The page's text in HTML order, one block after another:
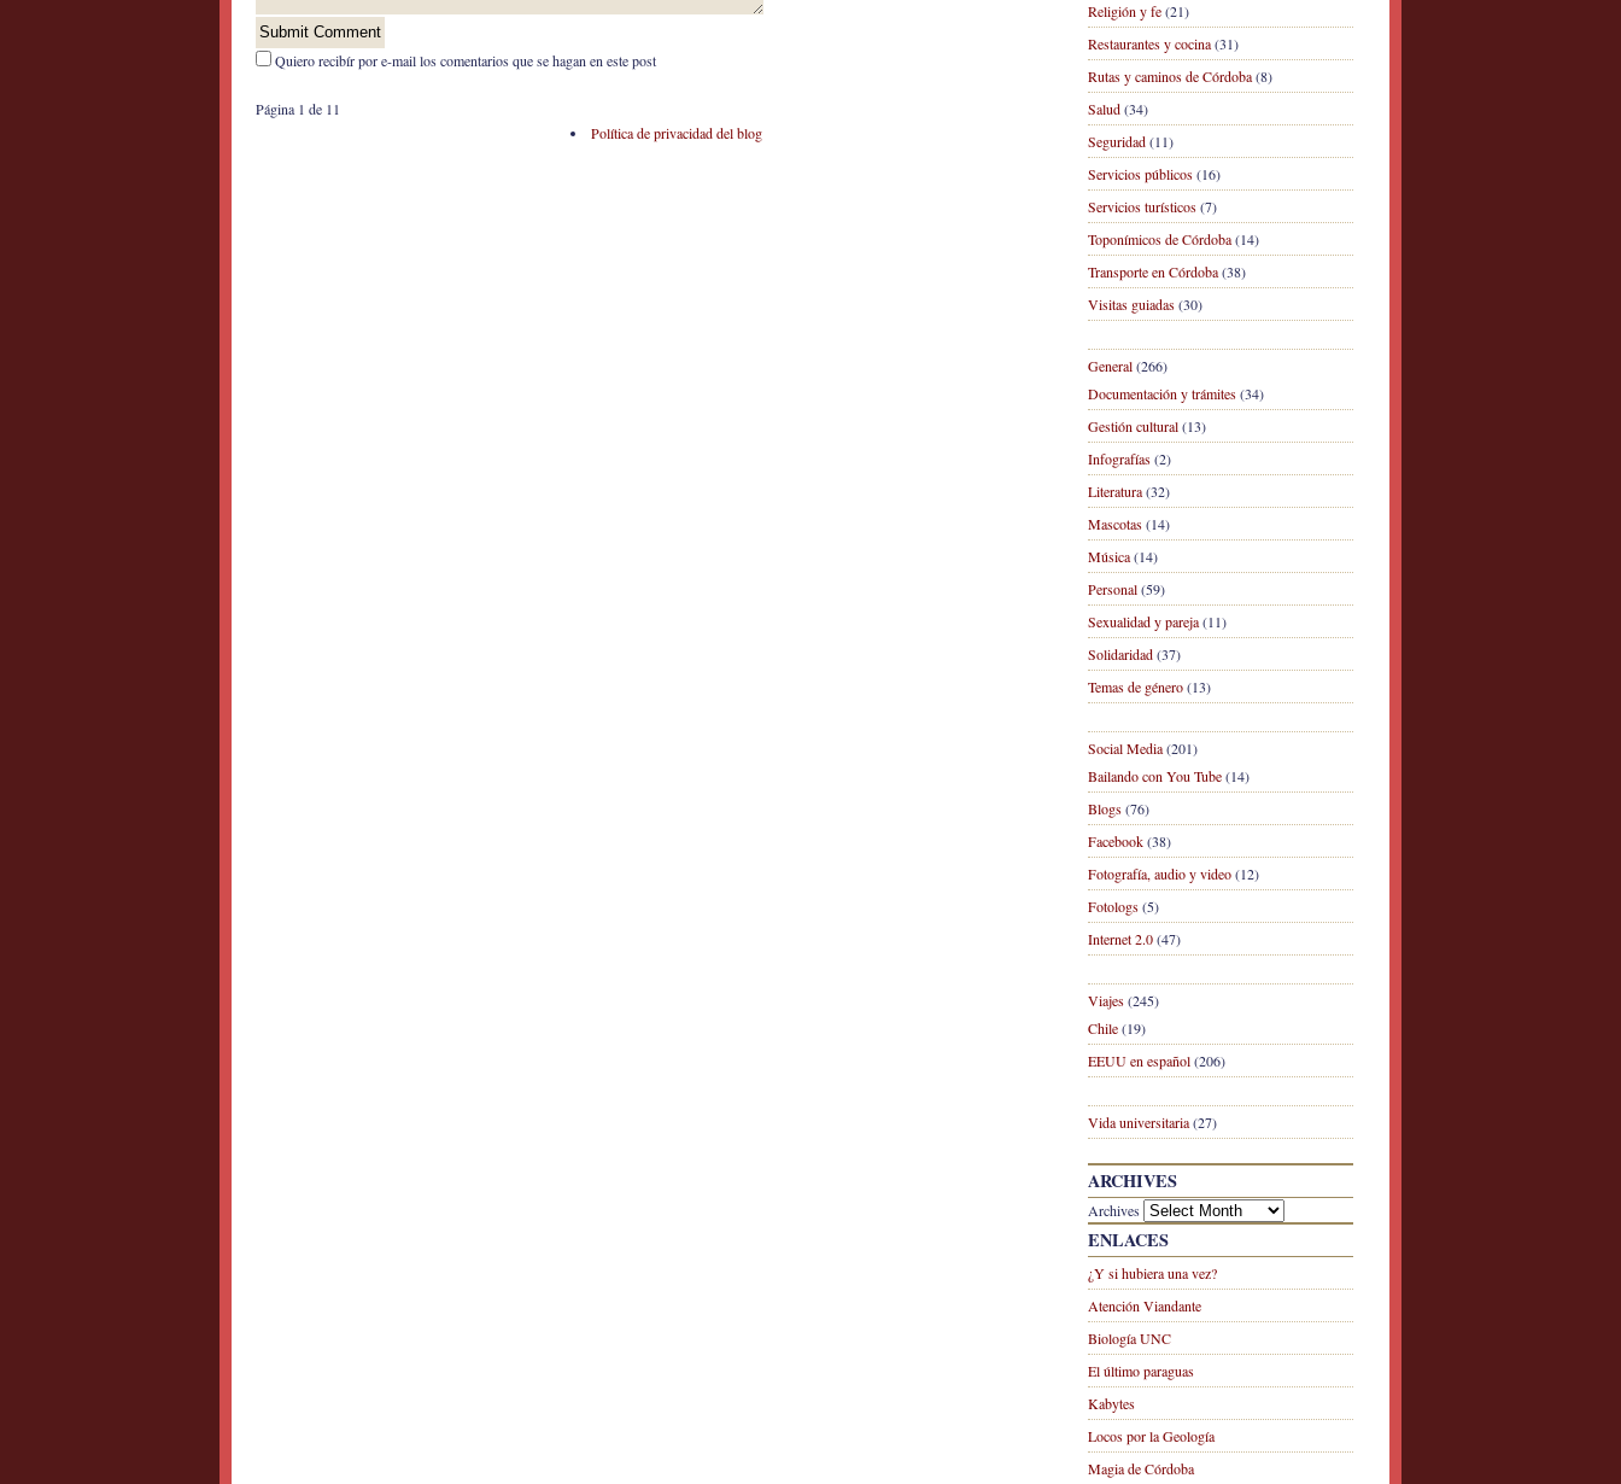
Religión y fe(21)
Restaurantes y cocina(31)
Rutas y caminos de Córdoba(8)
Salud(34)
Seguridad(11)
Servicios públicos(16)
Servicios turísticos(7)
Toponímicos de Córdoba(14)
Transporte en Córdoba(38)
Visitas guiadas(30)
General(266)
Documentación y trámites(34)
Gestión cultural(13)
Infografías(2)
Literatura(32)
Mascotas(14)
Música(14)
Personal(59)
Sexualidad y pareja(11)
Solidaridad(37)
Temas de género(13)
Social Media(201)
Bailando con You Tube(14)
Blogs(76)
Facebook(38)
Fotografía, audio y video(12)
Fotologs(5)
Internet 2.0(47)
Viajes(245)
Chile(19)
EEUU en español(206)
Vida universitaria(27)
ARCHIVES
Archives
ENLACES
¿Y si hubiera una vez?
Atención Viandante
Biología UNC
El último paraguas
Kabytes
Locos por la Geología
Magia de Córdoba
Quiero recibír por e-mail los comentarios que se hagan en este post
Página 1 de 1 1
Política de privacidad del blog